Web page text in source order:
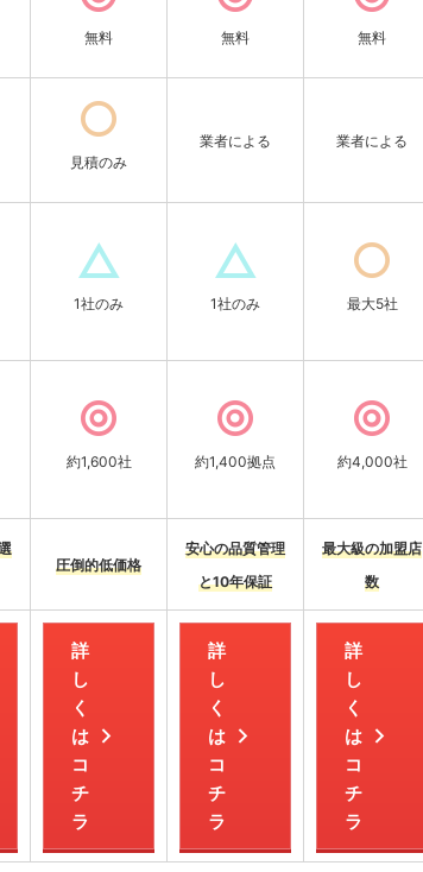
無料 無料 無料
見積のみ
業者による
業者による
1社のみ 1社のみ 最大5社
約1,600社 約1,400拠点 約4,000社
圧倒的低価格
安心の品質管理
と10年保証
最大級の加盟店
数
詳
し
く
は
コ
チ
ラ
詳
し
く
は
コ
チ
ラ
詳
し
く
は
コ
チ
ラ